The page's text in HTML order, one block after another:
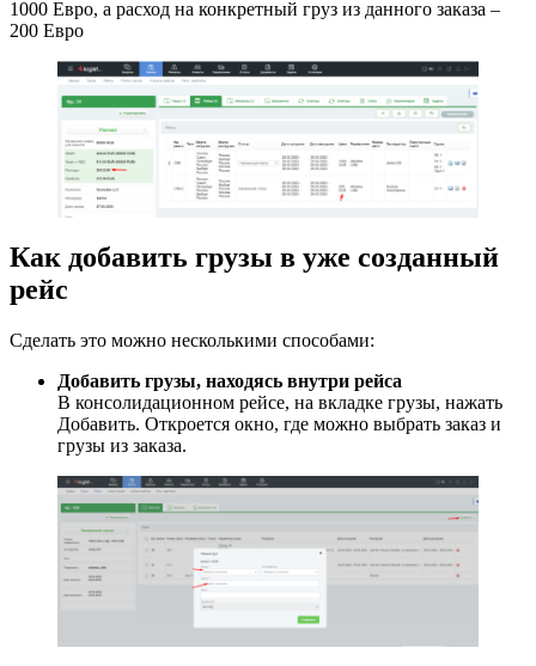
1000 Евро, а расход на конкретный груз из данного заказа –
200 Евро
Как добавить грузы в уже созданный
рейс
Сделать это можно несколькими способами:
Добавить грузы, находясь внутри рейса
В консолидационном рейсе, на вкладке грузы, нажать
Добавить. Откроется окно, где можно выбрать заказ и
грузы из заказа.